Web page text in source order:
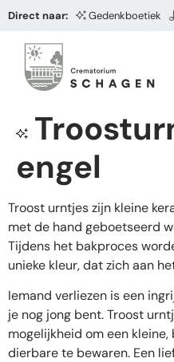
Direct naar: Gedenkboetiek
engel
Troost urntjes zijn kleine
met de hand geboetseerd
Tijdens het bakproces
unieke kleur, dat zich aan
Iemand verliezen is een
je nog jong bent. Troost
mogelijkheid om een
dierbare te bewaren. Een